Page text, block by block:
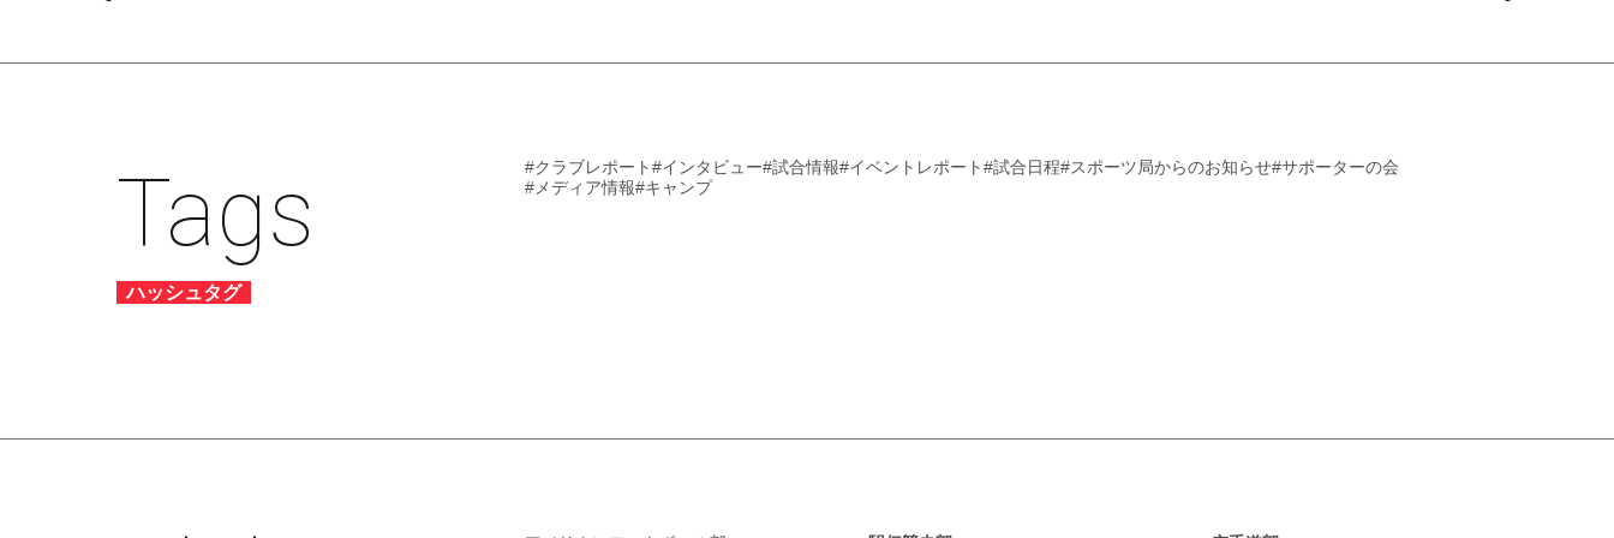
Tags
ハッシュタグ
#クラブレポート#インタビュー#試合情報#イベントレポート#試合日程#スポーツ局からのお知らせ#サポーターの会
#メディア情報#キャンプ